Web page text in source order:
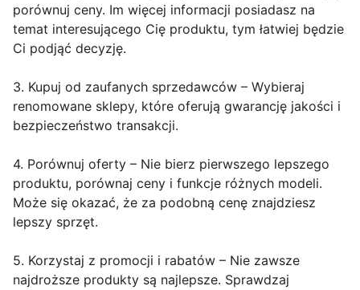
porównuj ceny. Im więcej informacji posiadasz na
temat interesującego Cię produktu, tym łatwiej będzie
Ci podjąć decyzję.
3. Kupuj od zaufanych sprzedawców – Wybieraj
renomowane sklepy, które oferują gwarancję jakości i
bezpieczeństwo transakcji.
4. Porównuj oferty – Nie bierz pierwszego lepszego
produktu, porównaj ceny i funkcje różnych modeli.
Może się okazać, że za podobną cenę znajdziesz
lepszy sprzęt.
5. Korzystaj z promocji i rabatów – Nie zawsze
najdroższe produkty są najlepsze. Sprawdzaj